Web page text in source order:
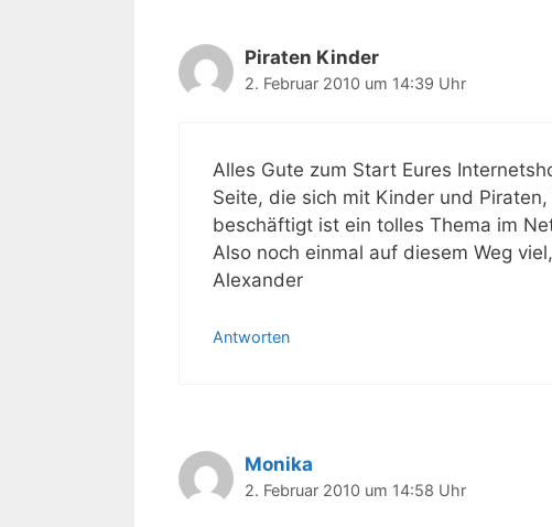
Piraten Kinder
2. Februar 2010 um 14:39 Uhr
Alles Gute zum Start Eures
Seite, die sich mit Kinder und
beschäftigt ist ein tolles Thema im
Also noch einmal auf diesem Weg
Alexander
Antworten
Monika
2. Februar 2010 um 14:58 Uhr